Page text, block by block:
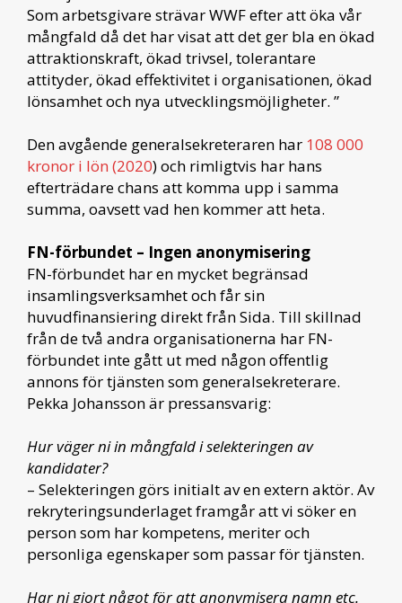
Som arbetsgivare strävar WWF efter att öka vår
mångfald då det har visat att det ger bla en ökad
attraktionskraft, ökad trivsel, tolerantare
attityder, ökad effektivitet i organisationen, ökad
lönsamhet och nya utvecklingsmöjligheter. ”
Den avgående generalsekreteraren har 108 000
kronor i lön (2020) och rimligtvis har hans
efterträdare chans att komma upp i samma
summa, oavsett vad hen kommer att heta.
FN-förbundet – Ingen anonymisering
FN-förbundet har en mycket begränsad
insamlingsverksamhet och får sin
huvudfinansiering direkt från Sida. Till skillnad
från de två andra organisationerna har FN-
förbundet inte gått ut med någon offentlig
annons för tjänsten som generalsekreterare.
Pekka Johansson är pressansvarig:
Hur väger ni in mångfald i selekteringen av
kandidater?
– Selekteringen görs initialt av en extern aktör. Av
rekryteringsunderlaget framgår att vi söker en
person som har kompetens, meriter och
personliga egenskaper som passar för tjänsten.
Har ni gjort något för att anonymisera namn etc.